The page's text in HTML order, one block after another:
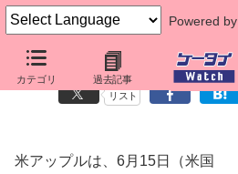
Powered by
カテゴリ 過去記事
「iPhone 4」初日予約が60万件超に
リスト
米アップルは、6月15日（米国